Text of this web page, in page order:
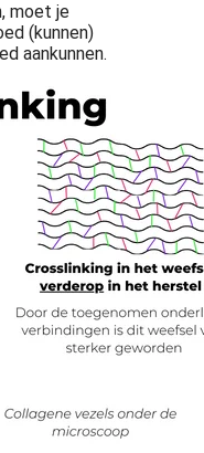
moet je
(kunnen)
aankunnen.